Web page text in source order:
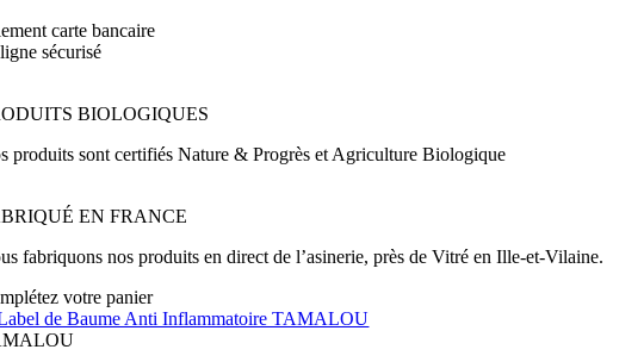
carte bancaire
sécurisé
BIOLOGIQUES
produits sont certifiés Nature & Progrès et Agriculture Biologique
EN FRANCE
fabriquons nos produits en direct de l’asinerie, près de Vitré en Ille-et-Vilaine.
votre panier